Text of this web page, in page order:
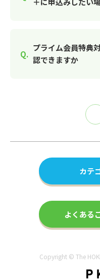
プライム会員特典
認できますか
カテ
よくある
Copyright © The